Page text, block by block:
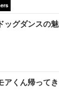
ッグダンスの
アくん帰って